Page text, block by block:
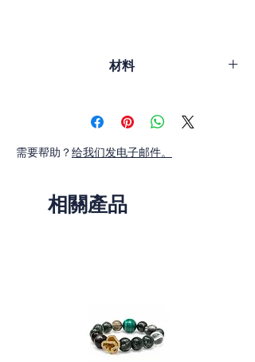
材料
需要帮助？给我们发电子邮件。
相關產品